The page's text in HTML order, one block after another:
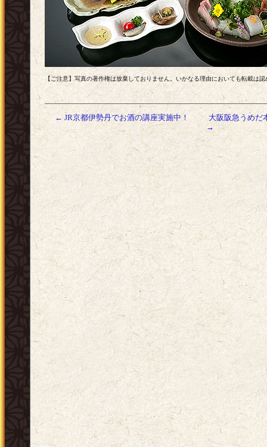
【ご注意】写真の著作権は放棄しておりません。いかなる理由においても転載は
← JR京都伊勢丹でお酒の講座実施中！
大阪阪急うめだ
→